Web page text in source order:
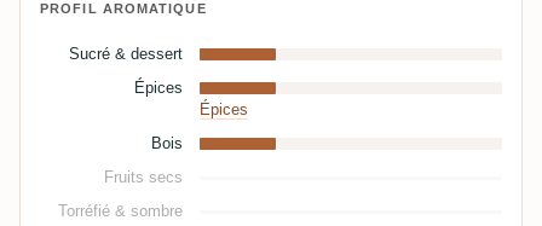
PROFIL AROMATIQUE
Sucré & dessert
Épices
Épices
Bois
Fruits secs
Torréfié & sombre